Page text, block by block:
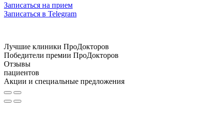
Записаться на прием
Записаться в Telegram
Лучшие клиники ПроДокторов
Победители премии ПроДокторов
Отзывы
пациентов
Акции и специальные предложения